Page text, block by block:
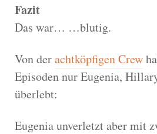
Fazit
Das war… …blutig.
Von derachtköpfigen Crew
Episoden nur Eugenia,
überlebt:
Eugenia unverletzt aber mit